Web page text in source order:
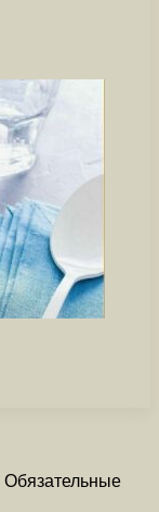
Обязательные